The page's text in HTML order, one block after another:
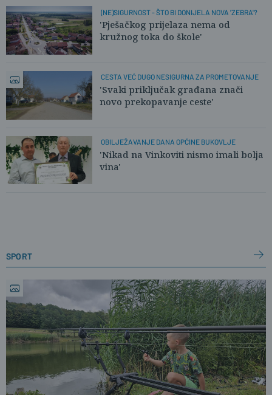
(NE)SIGURNOST - ŠTO BI DONIJELA NOVA 'ZEBRA'?
'Pješačkog prijelaza nema od
kružnog toka do škole'
CESTA VEĆ DUGO NESIGURNA ZA PROMETOVANJE
'Svaki priključak građana znači
novo prekopavanje ceste'
OBILJEŽAVANJE DANA OPĆINE BUKOVLJE
'Nikad na Vinkoviti nismo imali bolja
vina'
sport